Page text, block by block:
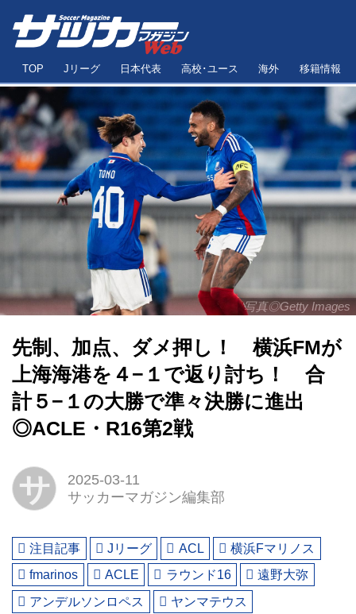
TOP Jリーグ 日本代表 高校･ユース 海外 移籍情報
写真◎Getty Images
先制、加点、ダメ押し！ 横浜FMが
上海海港を４−１で返り討ち！ 合
計５−１の大勝で準々決勝に進出
◎ACLE・R16第2戦
サ
2025-03-11
サッカーマガジン編集部
注目記事 Jリーグ ACL
横浜Fマリノス
fmarinos
ACLE ラウンド16
遠野大弥
アンデルソンロペス
ヤンマテウス